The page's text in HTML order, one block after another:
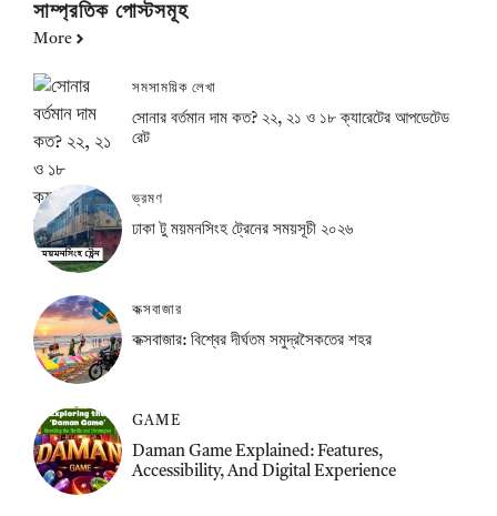
সাম্প্রতিক পোস্টসমূহ
More
সমসাময়িক লেখা
সোনার বর্তমান দাম কত? ২২, ২১ ও ১৮ ক্যারেটের আপডেটেড
রেট
ভ্রমণ
ঢাকা টু ময়মনসিংহ ট্রেনের সময়সূচী ২০২৬
কক্সবাজার
কক্সবাজার: বিশ্বের দীর্ঘতম সমুদ্রসৈকতের শহর
GAME
Daman Game Explained: Features,
Accessibility, And Digital Experience